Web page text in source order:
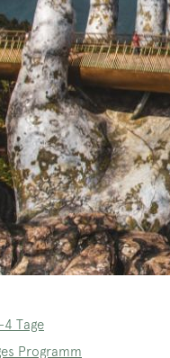
Tage
Programm